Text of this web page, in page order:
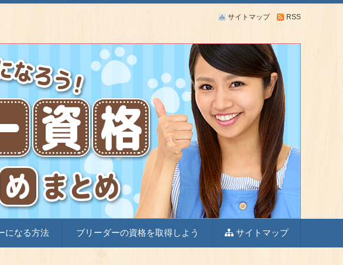
サイトマップ RSS
方にとって憧れの職業ですよね！当サイトでは、ブリーダーになるため
になる方法 ブリーダーの資格を取得しよう サイトマップ